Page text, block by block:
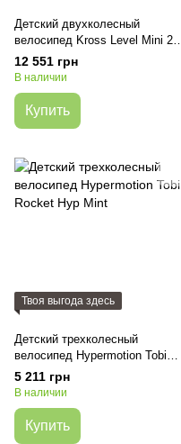
Детский двухколесный
велосипед Kross Level Mini 2.0
20 Red
12 551 грн
В наличии
Купить
Твоя выгода здесь
Детский трехколесный
велосипед Hypermotion Tobi
Rocket Hyp Mint
5 211 грн
В наличии
Купить